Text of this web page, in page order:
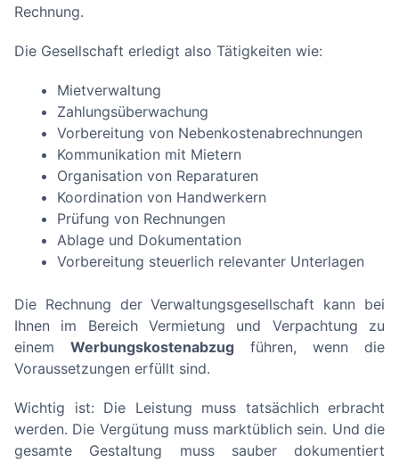
Rechnung.
Die Gesellschaft erledigt also Tätigkeiten wie:
Mietverwaltung
Zahlungsüberwachung
Vorbereitung von Nebenkostenabrechnungen
Kommunikation mit Mietern
Organisation von Reparaturen
Koordination von Handwerkern
Prüfung von Rechnungen
Ablage und Dokumentation
Vorbereitung steuerlich relevanter Unterlagen
Die Rechnung der Verwaltungsgesellschaft kann bei
Ihnen im Bereich Vermietung und Verpachtung zu
einem Werbungskostenabzug führen, wenn die
Voraussetzungen erfüllt sind.
Wichtig ist: Die Leistung muss tatsächlich erbracht
werden. Die Vergütung muss marktüblich sein. Und die
gesamte Gestaltung muss sauber dokumentiert